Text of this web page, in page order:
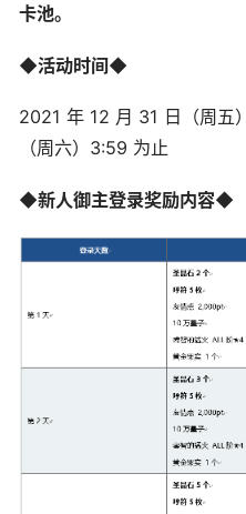
卡池。
◆活动时间◆
2021 年 12 月 31 日（周五
（周六）3:59 为止
◆新人御主登录奖励内容◆